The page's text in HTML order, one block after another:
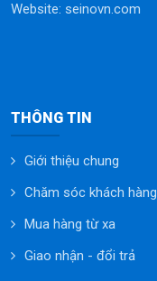
Website: seinovn.com
THÔNG TIN
Giới thiệu chung
Chăm sóc khách hàng
Mua hàng từ xa
Giao nhận - đổi trả